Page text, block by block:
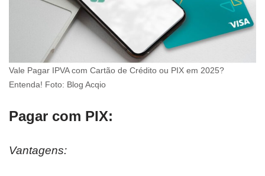
Vale Pagar IPVA com Cartão de Crédito ou PIX em 2025?
Entenda! Foto: Blog Acqio
Pagar com PIX:
Vantagens: